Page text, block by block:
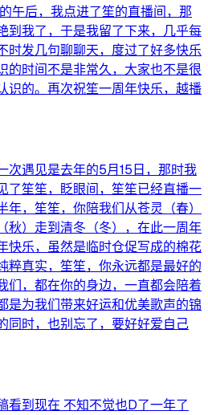
午后，我点进了笙的直播间，那
到我了，于是我留了下来，几乎每
时发几句聊聊天，度过了好多快乐
的时间不是非常久，大家也不是很
识的。再次祝笙一周年快乐，越播
次遇见是去年的5月15日，那时我
了笙笙，眨眼间，笙笙已经直播一
，笙笙，你陪我们从苍灵（春）
秋）走到清冬（冬），在此一周年
快乐，虽然是临时仓促写成的棉花
粹真实，笙笙，你永远都是最好的
们，都在你的身边，一直都会陪着
是为我们带来好运和优美歌声的锦
同时，也别忘了，要好好爱自己
看到现在 不知不觉也D了一年了